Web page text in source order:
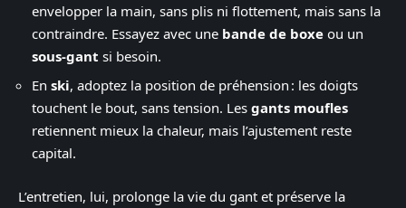
envelopper la main, sans plis ni flottement, mais sans la
contraindre. Essayez avec une bande de boxe ou un
sous-gant si besoin.
En ski, adoptez la position de préhension : les doigts
touchent le bout, sans tension. Les gants moufles
retiennent mieux la chaleur, mais l’ajustement reste
capital.
L’entretien, lui, prolonge la vie du gant et préserve la